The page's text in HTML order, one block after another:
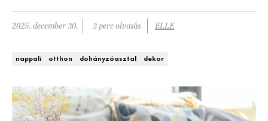
Kert és terasz
HÍRLEVÉL
2025. december 30. 3 perc olvasás ELLE
nappali otthon dohányzóasztal dekor